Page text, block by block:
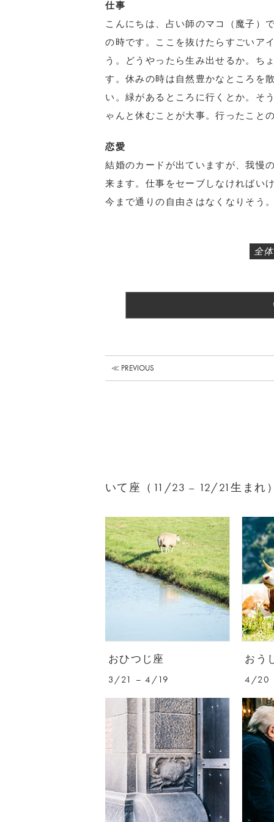
仕事
こんにちは、占い師のマコ（魔子）
の時です。ここを抜けたらすごいア
う。どうやったら生み出せるか。ち
す。休みの時は自然豊かなところを
い。緑があるところに行くとか。そ
ゃんと休むことが大事。行ったこと
恋愛
結婚のカードが出ていますが、我慢
来ます。仕事をセーブしなければい
今まで通りの自由さはなくなりそう
全
≪ PREVIOUS
いて座（11/23 – 12/21生まれ
おひつじ座
3/21 – 4/19
おう
4/20